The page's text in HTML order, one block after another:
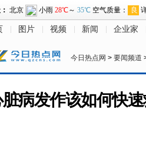
图片 视频 新闻 企业家
今日热点网 > 要闻频道
病发作该如何快